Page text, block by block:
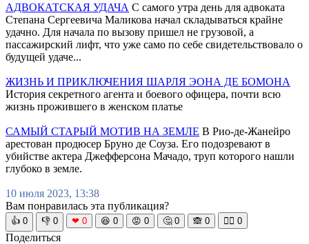
АДВОКАТСКАЯ УДАЧА С самого утра день для адвоката
Степана Сергеевича Маликова начал складываться крайне
удачно. Для начала по вызову пришел не грузовой, а
пассажирский лифт, что уже само по себе свидетельствовало о
будущей удаче...
ЖИЗНЬ И ПРИКЛЮЧЕНИЯ ШАРЛЯ ЭОНА ДЕ БОМОНА
История секретного агента и боевого офицера, почти всю
жизнь прожившего в женском платье
САМЫЙ СТАРЫЙ МОТИВ НА ЗЕМЛЕ В Рио-де-Жанейро
арестован продюсер Бруно де Соуза. Его подозревают в
убийстве актера Джефферсона Мачадо, труп которого нашли
глубоко в земле.
10 июля 2023, 13:38
Вам понравилась эта публикация?
👍 0 👎 0 ❤ 0 😆 0 😡 0 🤔 0 🙈 0 🧘‍♀️ 0
Поделиться